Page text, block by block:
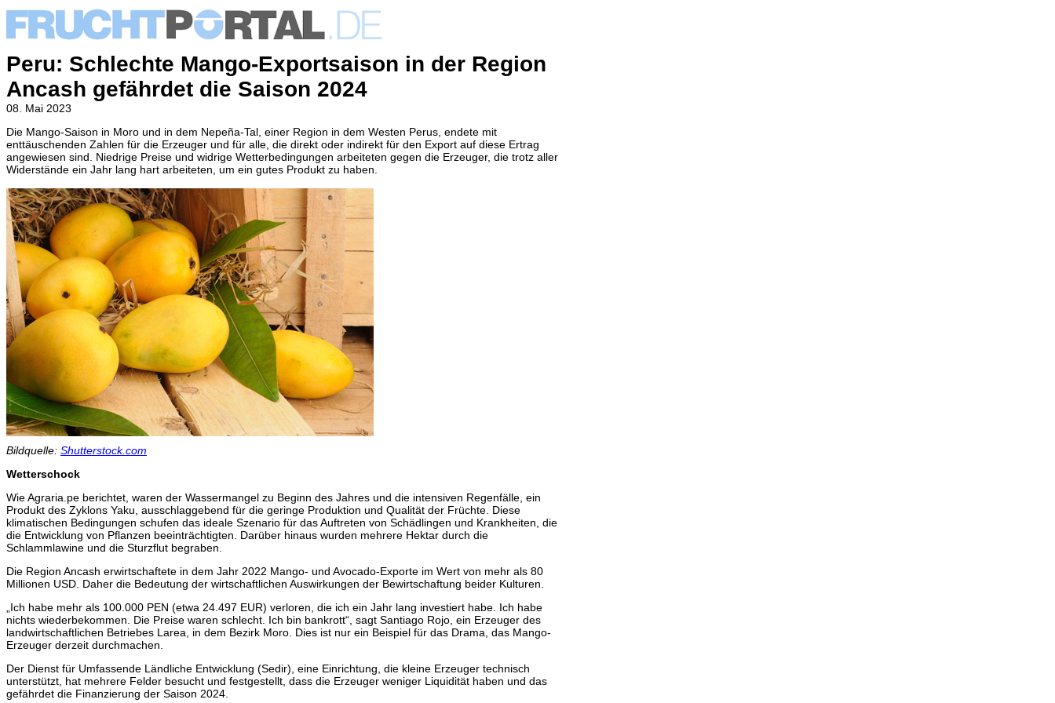
Peru: Schlechte Mango-Exportsaison in der Region
Ancash gefährdet die Saison 2024
08. Mai 2023
Die Mango-Saison in Moro und in dem Nepeña-Tal, einer Region in dem Westen Perus, endete mit
enttäuschenden Zahlen für die Erzeuger und für alle, die direkt oder indirekt für den Export auf diese Ertrag
angewiesen sind. Niedrige Preise und widrige Wetterbedingungen arbeiteten gegen die Erzeuger, die trotz aller
Widerstände ein Jahr lang hart arbeiteten, um ein gutes Produkt zu haben.
Bildquelle: Shutterstock.com
Wetterschock
Wie Agraria.pe berichtet, waren der Wassermangel zu Beginn des Jahres und die intensiven Regenfälle, ein
Produkt des Zyklons Yaku, ausschlaggebend für die geringe Produktion und Qualität der Früchte. Diese
klimatischen Bedingungen schufen das ideale Szenario für das Auftreten von Schädlingen und Krankheiten, die
die Entwicklung von Pflanzen beeinträchtigten. Darüber hinaus wurden mehrere Hektar durch die
Schlammlawine und die Sturzflut begraben.
Die Region Ancash erwirtschaftete in dem Jahr 2022 Mango- und Avocado-Exporte im Wert von mehr als 80
Millionen USD. Daher die Bedeutung der wirtschaftlichen Auswirkungen der Bewirtschaftung beider Kulturen.
„Ich habe mehr als 100.000 PEN (etwa 24.497 EUR) verloren, die ich ein Jahr lang investiert habe. Ich habe
nichts wiederbekommen. Die Preise waren schlecht. Ich bin bankrott“, sagt Santiago Rojo, ein Erzeuger des
landwirtschaftlichen Betriebes Larea, in dem Bezirk Moro. Dies ist nur ein Beispiel für das Drama, das Mango-
Erzeuger derzeit durchmachen.
Der Dienst für Umfassende Ländliche Entwicklung (Sedir), eine Einrichtung, die kleine Erzeuger technisch
unterstützt, hat mehrere Felder besucht und festgestellt, dass die Erzeuger weniger Liquidität haben und das
gefährdet die Finanzierung der Saison 2024.